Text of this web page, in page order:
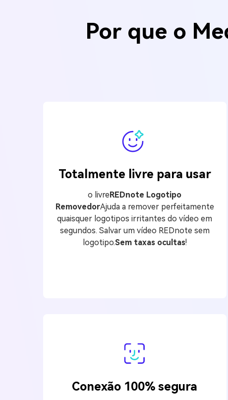
Por que o
Totalmente livre para usar
o livreREDnote Logotipo
RemovedorAjuda a remover perfeitamente
quaisquer logotipos irritantes do vídeo em
segundos. Salvar um vídeo REDnote sem
logotipo.Sem taxas ocultas!
Conexão 100% segura